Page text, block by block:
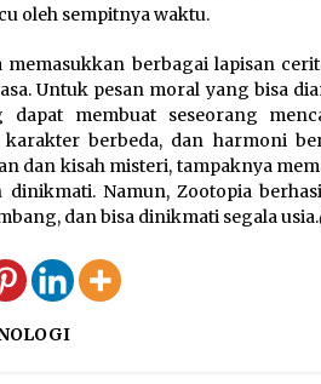
oleh sempitnya waktu.
memasukkan berbagai lapisan
Untuk pesan moral yang bisa
dapat membuat seseorang
karakter berbeda, dan harmoni
dan kisah misteri, tampaknya
Namun, Zootopia
dan bisa dinikmati segala usia.